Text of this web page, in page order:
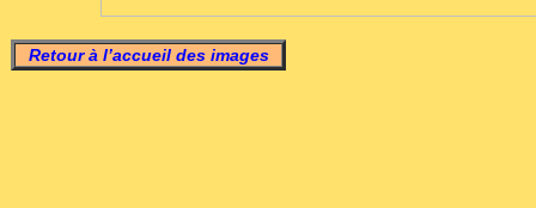
Retour à l’accueil des images